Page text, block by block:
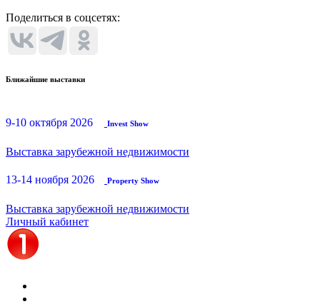
Поделиться в соцсетях:
Ближайшие выставки
9-10 октября 2026 Invest Show
Выставка зарубежной недвижимости
13-14 ноября 2026 Property Show
Выставка зарубежной недвижимости
Личный кабинет